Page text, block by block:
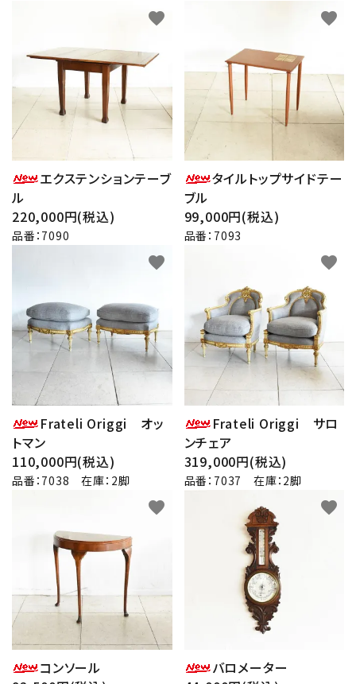
エクステンションテーブ
ル
220,000円(税込)
品番：7090
favorite
タイルトップサイドテー
ブル
99,000円(税込)
品番：7093
favorite
Frateli Origgi オッ
トマン
110,000円(税込)
品番：7038 在庫：2脚
favorite
Frateli Origgi サロ
ンチェア
319,000円(税込)
品番：7037 在庫：2脚
favorite
コンソール
favorite
バロメーター
favorite